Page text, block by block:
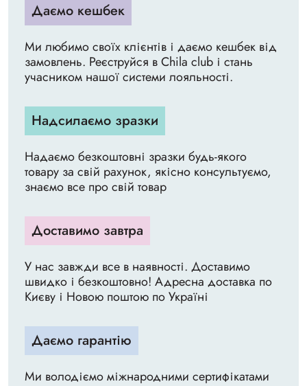
Даємо кешбек
Ми любимо своїх клієнтів і даємо кешбек від
замовлень. Реєструйся в Chila club і стань
учасником нашої системи лояльності.
Надсилаємо зразки
Надаємо безкоштовні зразки будь-якого
товару за свій рахунок, якісно консультуємо,
знаємо все про свій товар
Доставимо завтра
У нас завжди все в наявності. Доставимо
швидко і безкоштовно! Адресна доставка по
Києву і Новою поштою по Україні
Даємо гарантію
Ми володіємо міжнародними сертифікатами